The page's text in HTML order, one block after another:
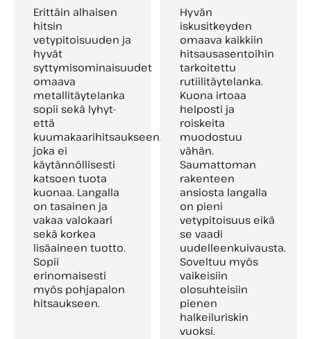
Erittäin alhaisen
hitsin
vetypitoisuuden ja
hyvät
syttymisominaisuudet
omaava
metallitäytelanka
sopii sekä lyhyt-
että
kuumakaarihitsaukseen,
joka ei
käytännöllisesti
katsoen tuota
kuonaa. Langalla
on tasainen ja
vakaa valokaari
sekä korkea
lisäaineen tuotto.
Sopii
erinomaisesti
myös pohjapalon
hitsaukseen.
Hyvän
iskusitkeyden
omaava kaikkiin
hitsausasentoihin
tarkoitettu
rutiilitäytelanka.
Kuona irtoaa
helposti ja
roiskeita
muodostuu
vähän.
Saumattoman
rakenteen
ansiosta langalla
on pieni
vetypitoisuus eikä
se vaadi
uudelleenkuivausta.
Soveltuu myös
vaikeisiin
olosuhteisiin
pienen
halkeiluriskin
vuoksi.